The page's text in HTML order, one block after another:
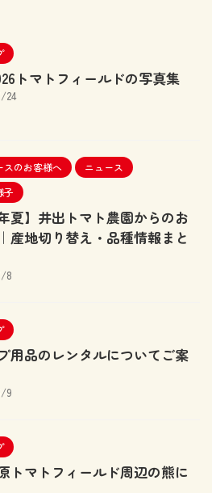
トマトフィールドの写真集
24
スのお客様へ
ニュース
子
年夏】井出トマト農園からのお
産地切り替え・品種情報まと
8
用品のレンタルについてご案
9
トマトフィールド周辺の熊に